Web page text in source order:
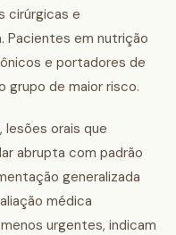
cirúrgicas e
Pacientes em nutrição
e portadores de
grupo de maior risco.
lesões orais que
abrupta com padrão
generalizada
médica
urgentes, indicam